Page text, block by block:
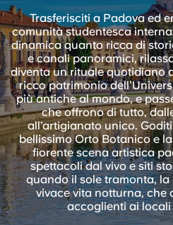
Account
English
English
Chinese
Español
Seleziona un paese
Seleziona una città
Seleziona una residenza
Accedi
Prenota
Italian
Portuguese
Trasferisciti a Padova ed
comunità studentesca
dinamica quanto ricca di
e canali panoramici,
diventa un rituale quotidiano
ricco patrimonio
più antiche al mondo, e
che offrono di tutto,
all’artigianato unico.
bellissimo Orto Botanico e
fiorente scena artistica
spettacoli dal vivo e siti
quando il sole tramonta,
vivace vita notturna, che
accoglienti ai